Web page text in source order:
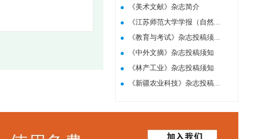
​《美术文献》杂志简介
《江苏师范大学学报（自然...
《教育与考试》杂志投稿须...
《中外文摘》杂志投稿须知
《林产工业》杂志投稿须知
《新疆农业科技》杂志投稿...